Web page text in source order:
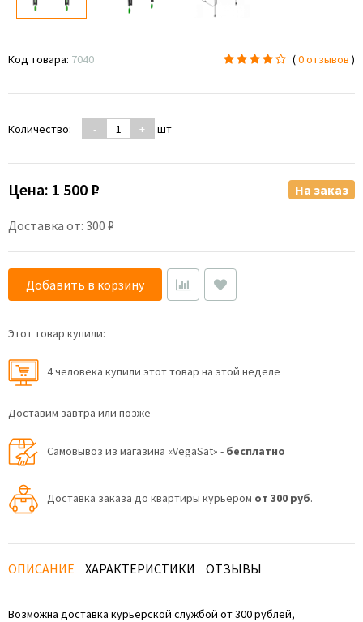
Код товара: 7040 (0 отзывов )
Количество: - + шт
Цена: 1 500 ₽
Доставка от: 300 ₽
На заказ
Добавить в корзину
Этот товар купили:
4 человекa купили этот товар на этой неделе
Доставим завтра или позже
Самовывоз из магазина «VegaSat» - бесплатно
Доставка заказа до квартиры курьером от 300 руб.
ОПИСАНИЕ ХАРАКТЕРИСТИКИ ОТЗЫВЫ
Возможна доставка курьерской службой от 300 рублей,